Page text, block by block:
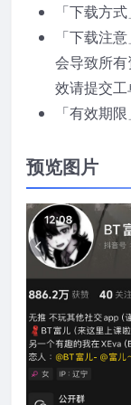
「下载方
「下载注
会导致所
效请提交工
「有效期
预览图片